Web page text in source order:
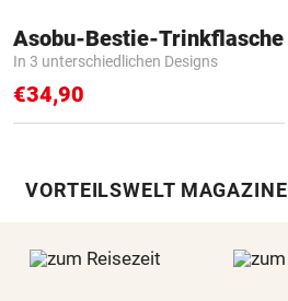
Asobu-Bestie-Trinkflasche
In 3 unterschiedlichen Designs
€34,90
VORTEILSWELT MAGAZINE